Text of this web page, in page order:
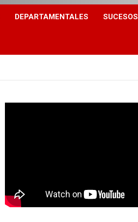
DEPARTAMENTALES SUCESOS